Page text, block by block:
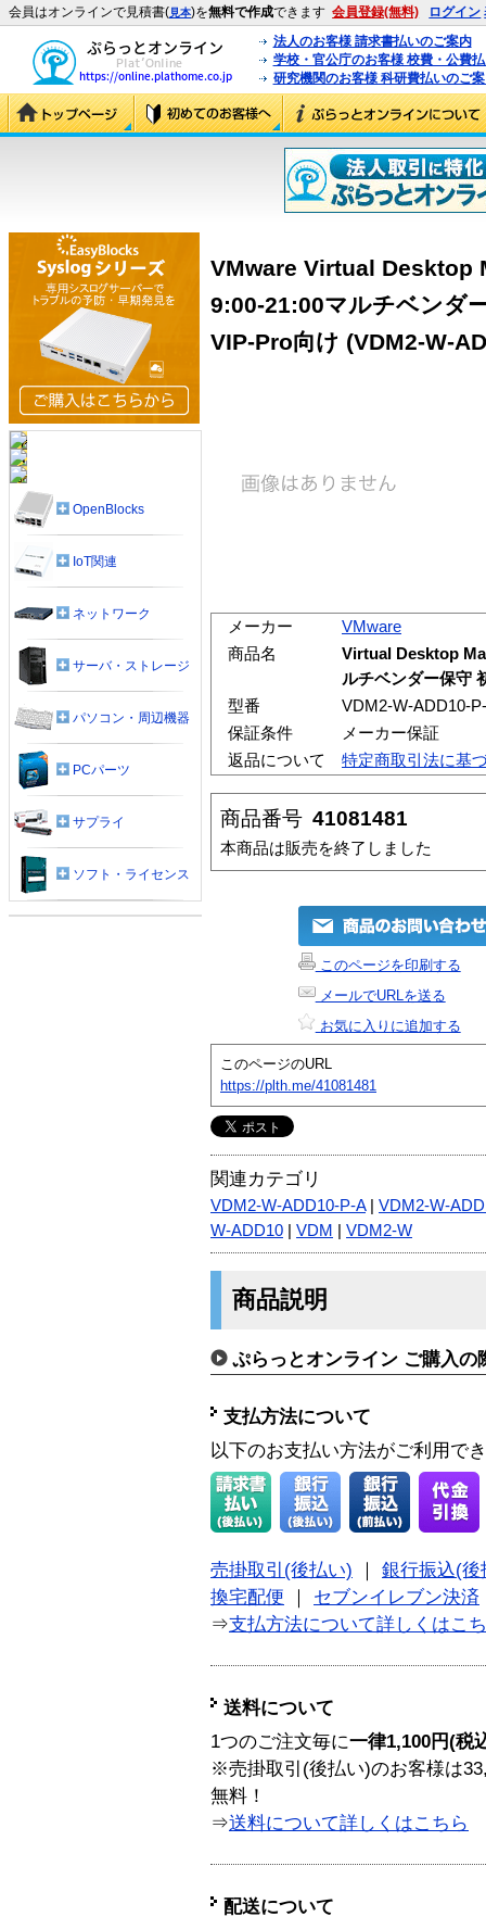
会員はオンラインで見積書(見本)を無料で作成できます 会員登録(無料) ログイン
法人のお客様 請求書払いのご案内
学校・官公庁のお客様 校費・公費
研究機関のお客様 科研費払いのご
VMware Virtual Desktop
9:00-21:00マルチベンダ
VIP-Pro向け (VDM2-W-
メーカー
VMware
商品名
Virtual Desktop
ルチベンダー保守
型番
VDM2-W-ADD10-
保証条件
メーカー保証
返品について
特定商取引法に基
商品番号 41081481
本商品は販売を終了しました
このページを印刷する
メールでURLを送る
お気に入りに追加する
このページのURL
https://plth.me/41081481
関連カテゴリ
VDM2-W-ADD10-P-A| VDM2-W-
W-ADD10
VDM VDM2-W
商品説明
ぷらっとオンライン ご購入の
支払方法について
以下のお支払い方法がご利用で
売掛取引(後払い)
銀行振込(後
換宅配便
セブンイレブン決済
⇒支払方法について詳しくはこ
送料について
1つのご注文毎に一律1,100円(税
※売掛取引(後払い)のお客様は
無料！
⇒送料について詳しくはこちら
配送について
OpenBlocks
IoT関連
ネットワーク
サーバ・ストレージ
パソコン・周辺機器
PCパーツ
サプライ
ソフト・ライセンス